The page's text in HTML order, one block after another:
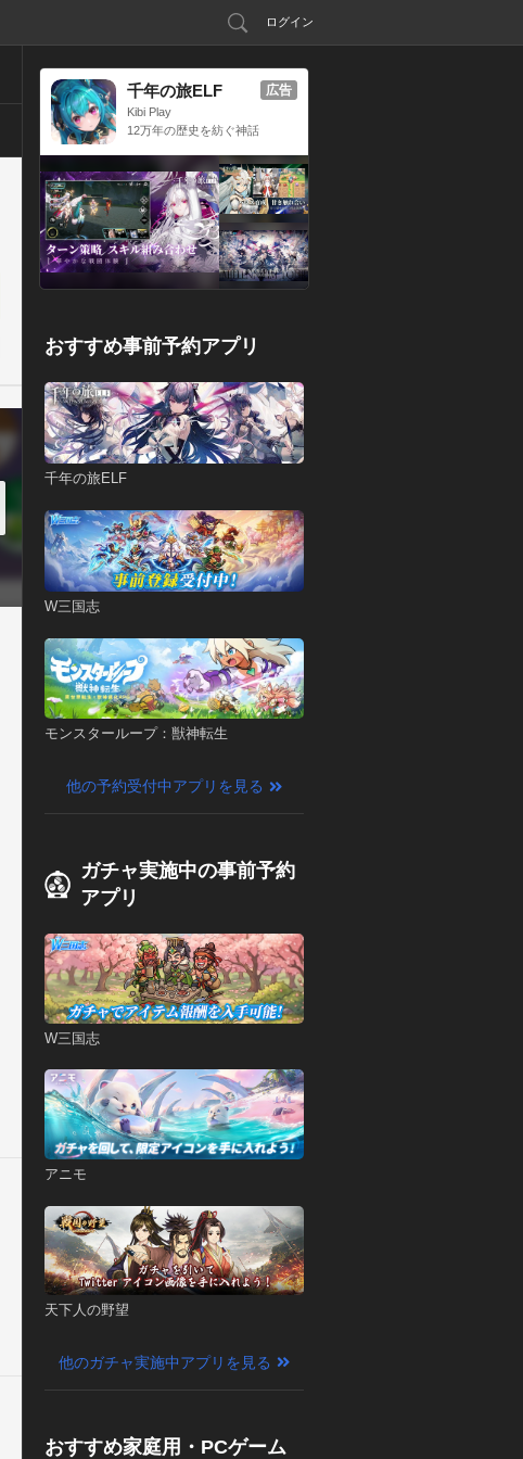
ログイン
千年の旅ELF
Kibi Play
12万年の歴史を紡ぐ神話
広告
おすすめ事前予約アプリ
千年の旅ELF
W三国志
モンスターループ：獣神転生
他の予約受付中アプリを見る
ガチャ実施中の事前予約
アプリ
W三国志
アニモ
天下人の野望
他のガチャ実施中アプリを見る
おすすめ家庭用・PCゲーム